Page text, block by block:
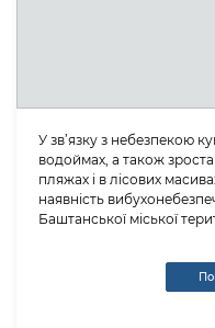
У зв’язку з небезпекою
водоймах, а також
пляжах і в лісових
наявність
Баштанської міської